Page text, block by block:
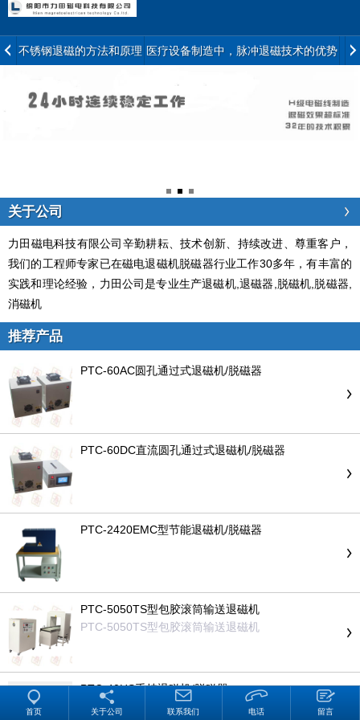
不锈钢退磁的方法和原理 医疗设备制造中，脉冲退磁技术的优势
关于公司
力田磁电科技有限公司辛勤耕耘、技术创新、持续改进、尊重客户，
我们的工程师专家已在磁电退磁机脱磁器行业工作30多年，有丰富的
实践和理论经验，力田公司是专业生产退磁机,退磁器,脱磁机,脱磁器,
消磁机
推荐产品
PTC-60AC圆孔通过式退磁机/脱磁器
PTC-60DC直流圆孔通过式退磁机/脱磁器
PTC-2420EMC型节能退磁机/脱磁器
PTC-5050TS型包胶滚筒输送退磁机
PTC-5050TS型包胶滚筒输送退磁机
PTC-40HS手持退磁机/脱磁器
PTC-40HS手持退磁机/脱磁器
首页 关于公司 联系我们 电话 留言